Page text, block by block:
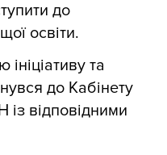
до
освіти.
та
до Кабінету
із відповідними